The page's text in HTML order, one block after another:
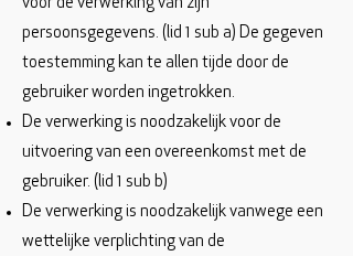
voor de verwerking van zijn
persoonsgegevens. (lid 1 sub a) De gegeven
toestemming kan te allen tijde door de
gebruiker worden ingetrokken.
De verwerking is noodzakelijk voor de
uitvoering van een overeenkomst met de
gebruiker. (lid 1 sub b)
De verwerking is noodzakelijk vanwege een
wettelijke verplichting van de